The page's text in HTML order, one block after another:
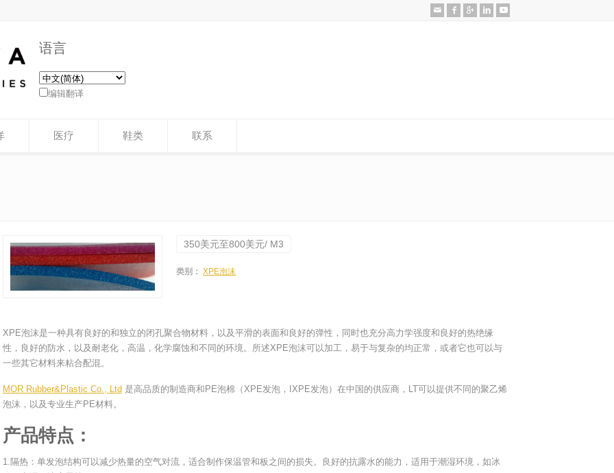
语言
编辑翻译
医疗 鞋类 联系
350美元至800美元/ M3
类别： XPE泡沫
XPE泡沫是一种具有良好的和独立的闭孔聚合物材料，以及平滑的表面和良好的弹性，同时也充分高力学强度和良好的热绝缘
性，良好的防水，以及耐​​老化，高温，化学腐蚀和不同的环境。所述XPE泡沫可以加工，易于与复杂的均正常，或者它也可以与
一些其它材料来粘合配混。
MOR Rubber&Plastic Co., Ltd 是高品质的制造商和PE泡棉（XPE发泡，IXPE发泡）在中国的供应商，LT可以提供不同的聚乙烯
泡沫，以及专业生产PE材料。
产品特点：
1.隔热：单发泡结构可以减少热量的空气对流，适合制作保温管和板之间的损失。良好的抗露水的能力，适用于潮湿环境，如冰